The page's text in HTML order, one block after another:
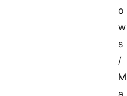
o
w
s
/
M
a